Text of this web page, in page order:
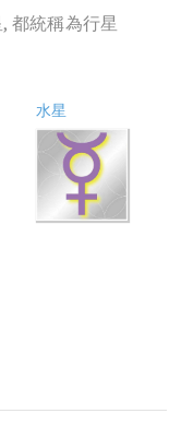
都統稱為行星
水星